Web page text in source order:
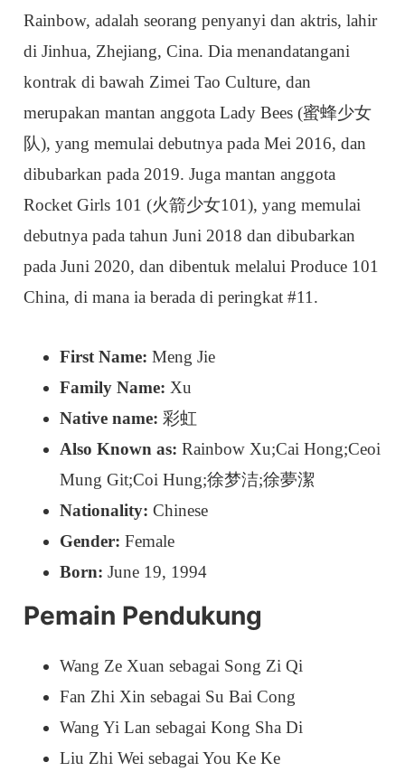
Rainbow, adalah seorang penyanyi dan aktris, lahir
di Jinhua, Zhejiang, Cina. Dia menandatangani
kontrak di bawah Zimei Tao Culture, dan
merupakan mantan anggota Lady Bees (蜜蜂少女
队), yang memulai debutnya pada Mei 2016, dan
dibubarkan pada 2019. Juga mantan anggota
Rocket Girls 101 (火箭少女101), yang memulai
debutnya pada tahun Juni 2018 dan dibubarkan
pada Juni 2020, dan dibentuk melalui Produce 101
China, di mana ia berada di peringkat #11.
First Name: Meng Jie
Family Name: Xu
Native name: 彩虹
Also Known as: Rainbow Xu;Cai Hong;Ceoi
Mung Git;Coi Hung;徐梦洁;徐夢潔
Nationality: Chinese
Gender: Female
Born: June 19, 1994
Pemain Pendukung
Wang Ze Xuan sebagai Song Zi Qi
Fan Zhi Xin sebagai Su Bai Cong
Wang Yi Lan sebagai Kong Sha Di
Liu Zhi Wei sebagai You Ke Ke